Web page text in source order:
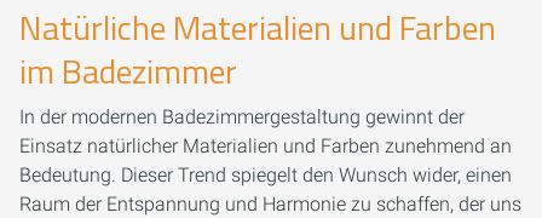
Natürliche Materialien und Farben
im Badezimmer
In der modernen Badezimmergestaltung gewinnt der
Einsatz natürlicher Materialien und Farben zunehmend an
Bedeutung. Dieser Trend spiegelt den Wunsch wider, einen
Raum der Entspannung und Harmonie zu schaffen, der uns